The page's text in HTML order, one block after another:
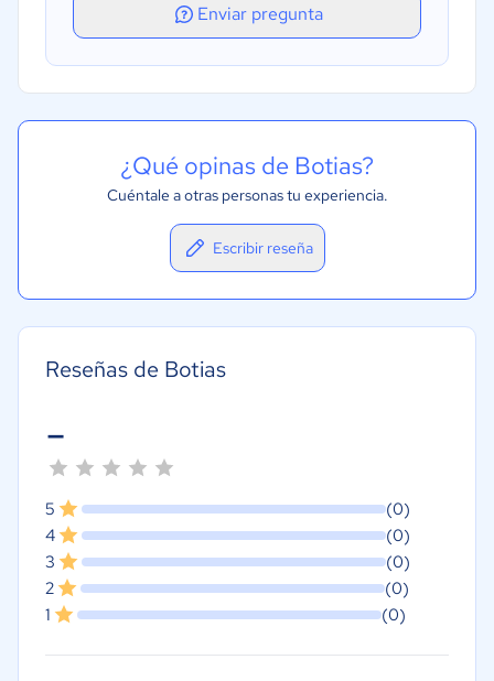
Enviar pregunta
¿Qué opinas de Botias?
Cuéntale a otras personas tu experiencia.
Escribir reseña
Reseñas de Botias
-
5
(0)
4
(0)
3
(0)
2
(0)
1
(0)